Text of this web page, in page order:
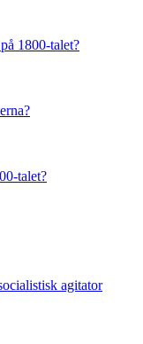
1800-talet?
talet?
agitator